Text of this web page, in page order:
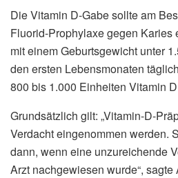
Die Vitamin D-Gabe sollte am
Fluorid-Prophylaxe gegen Karies
mit einem Geburtsgewicht unter
den ersten Lebensmonaten
800 bis 1.000 Einheiten Vitamin
Grundsätzlich gilt: „Vitamin-D-
Verdacht eingenommen werden.
dann, wenn eine unzureichende
Arzt nachgewiesen wurde“,